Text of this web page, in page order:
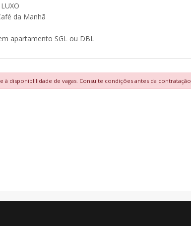
LUXO
da Manhã
apartamento SGL ou DBL
disponiblilidade de vagas. Consulte condições antes da contratação.